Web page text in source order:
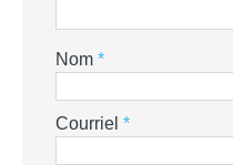
Nom *
Courriel *